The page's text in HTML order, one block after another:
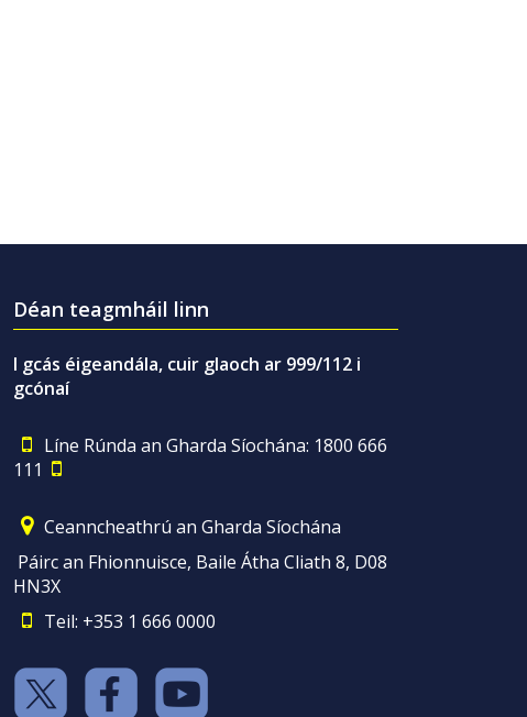
Déan teagmháil linn
I gcás éigeandála, cuir glaoch ar 999/112 i
gcónaí
Líne Rúnda an Gharda Síochána: 1800 666
111
Ceanncheathrú an Gharda Síochána
Páirc an Fhionnuisce, Baile Átha Cliath 8, D08
HN3X
Teil: +353 1 666 0000